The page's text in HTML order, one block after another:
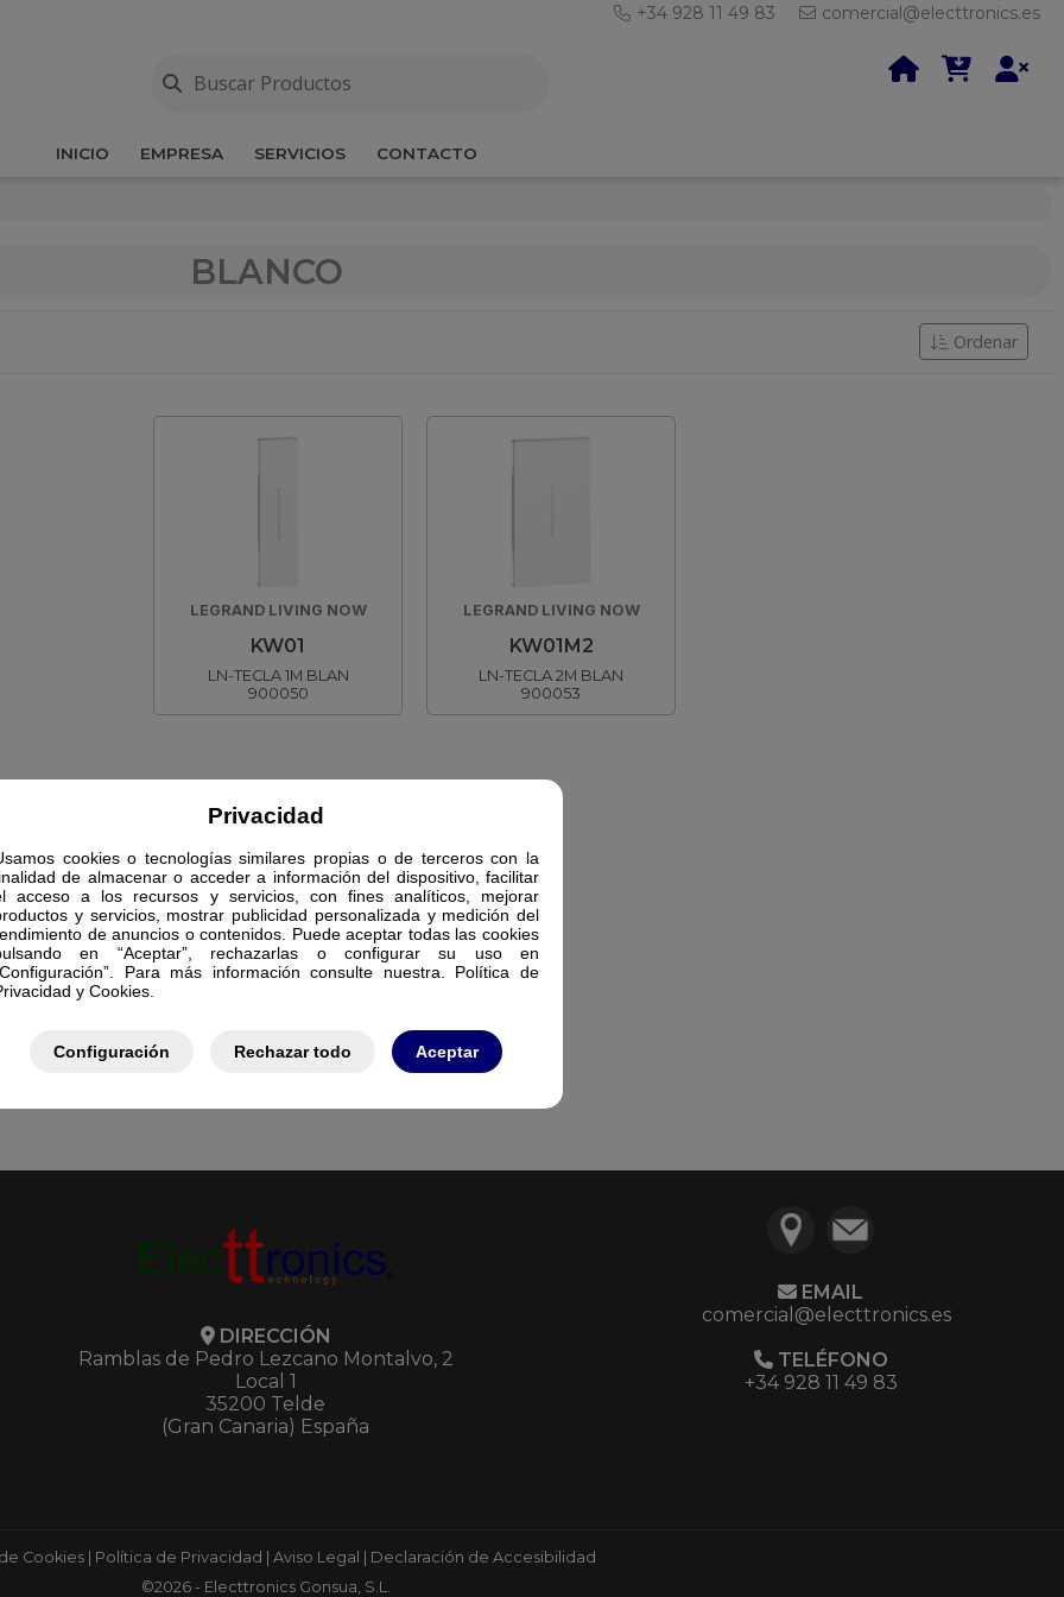
Privacidad
cookies o tecnologías similares propias o de terceros con la
de almacenar o acceder a información del dispositivo, facilitar
acceso a los recursos y servicios, con fines analíticos, mejorar
y servicios, mostrar publicidad personalizada y medición del
de anuncios o contenidos. Puede aceptar todas las cookies
en “Aceptar”, rechazarlas o configurar su uso en
Para más información consulte nuestra. Política de
y Cookies.
Configuración Rechazar todo Aceptar
+34 928 11 49 83 comercial@electtronics.es
INICIO EMPRESA SERVICIOS CONTACTO
BLANCO
Ordenar
LEGRAND LIVING NOW
KW01
LN-TECLA 1M BLAN
900050
LEGRAND LIVING NOW
KW01M2
LN-TECLA 2M BLAN
900053
DIRECCIÓN
Ramblas de Pedro Lezcano Montalvo, 2
Local 1
35200 Telde
(Gran Canaria) España
EMAIL
comercial@electtronics.es
TELÉFONO
+34 928 11 49 83
Cookies| Política de Privacidad Aviso Legal
Declaración de Accesibilidad
©2026 - Electtronics Gonsua, S.L.